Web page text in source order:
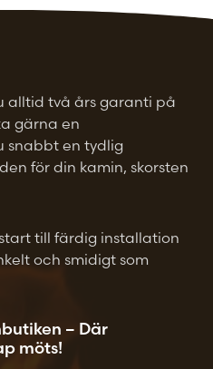
väljas
alltid två års garanti på
gärna en
snabbt en tydlig
för din kamin, skorsten
till färdig installation
och smidigt som
– Där
möts!